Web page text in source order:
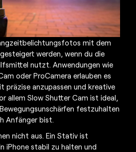
mit dem
werden, wenn du die
nutzt. Anwendungen wie
oder ProCamera erlauben es
präzise anzupassen und kreative
allem Slow Shutter Cam ist ideal,
festzuhalten
Anfänger bist.
nicht aus. Ein Stativ ist
iPhone stabil zu halten und